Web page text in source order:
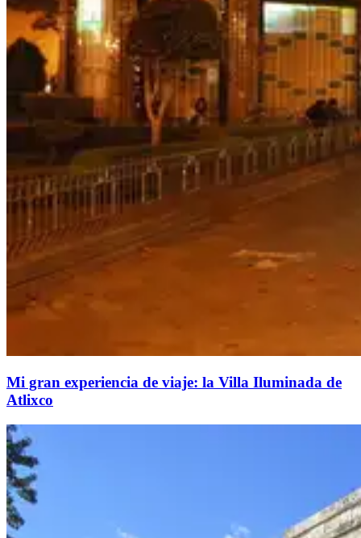
Mi gran experiencia de viaje: la Villa Iluminada de
Atlixco